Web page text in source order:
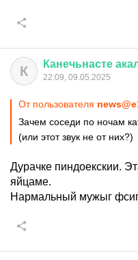
К Канечьнасте
22:09, 09.05.2025
От пользователя
Зачем соседи по ночам
(или этот звук не от них?)
Дурачке пиндоекскии.
яйцаме.
Нармальный мужыг